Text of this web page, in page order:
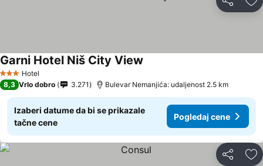
Deli
3 Zvezdice
Hotel
Garni Hotel Niš City View
8,3 Vrlo dobro 3.271 Bulevar Nemanjića: udaljenost 2.5 km
Izaberi datume da bi se prikazale
tačne cene
Pogledaj cene
Deli